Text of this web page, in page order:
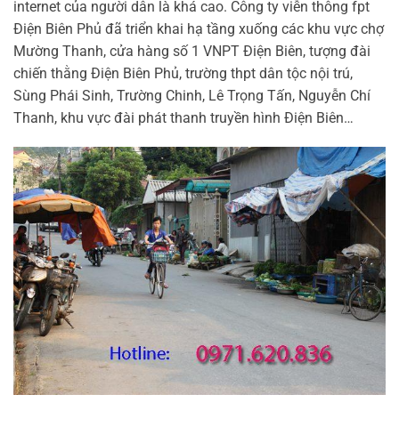
internet của người dân là khá cao. Công ty viễn thông fpt
Điện Biên Phủ đã triển khai hạ tầng xuống các khu vực chợ
Mường Thanh, cửa hàng số 1 VNPT Điện Biên, tượng đài
chiến thằng Điện Biên Phủ, trường thpt dân tộc nội trú,
Sùng Phái Sinh, Trường Chinh, Lê Trọng Tấn, Nguyễn Chí
Thanh, khu vực đài phát thanh truyền hình Điện Biên…